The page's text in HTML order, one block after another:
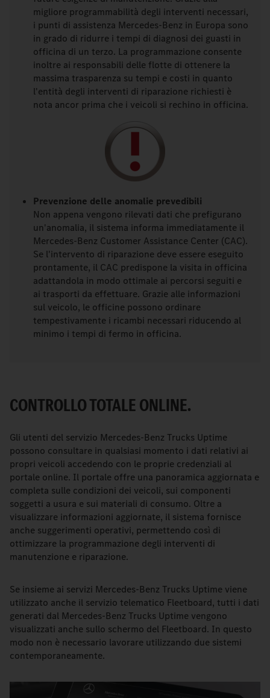
migliore programmabilità degli interventi necessari,
i punti di assistenza Mercedes-Benz in Europa sono
in grado di ridurre i tempi di diagnosi dei guasti in
officina di un terzo. La programmazione consente
inoltre ai responsabili delle flotte di ottenere la
massima trasparenza su tempi e costi in quanto
l'entità degli interventi di riparazione richiesti è
nota ancor prima che i veicoli si rechino in officina.
Prevenzione delle anomalie prevedibili
Non appena vengono rilevati dati che prefigurano
un'anomalia, il sistema informa immediatamente il
Mercedes-Benz Customer Assistance Center (CAC).
Se l'intervento di riparazione deve essere eseguito
prontamente, il CAC predispone la visita in officina
adattandola in modo ottimale ai percorsi seguiti e
ai trasporti da effettuare. Grazie alle informazioni
sul veicolo, le officine possono ordinare
tempestivamente i ricambi necessari riducendo al
minimo i tempi di fermo in officina.
CONTROLLO TOTALE ONLINE.
Gli utenti del servizio Mercedes-Benz Trucks Uptime
possono consultare in qualsiasi momento i dati relativi ai
propri veicoli accedendo con le proprie credenziali al
portale online. Il portale offre una panoramica aggiornata e
completa sulle condizioni dei veicoli, sui componenti
soggetti a usura e sui materiali di consumo. Oltre a
visualizzare informazioni aggiornate, il sistema fornisce
anche suggerimenti operativi, permettendo così di
ottimizzare la programmazione degli interventi di
manutenzione e riparazione.
Se insieme ai servizi Mercedes-Benz Trucks Uptime viene
utilizzato anche il servizio telematico Fleetboard, tutti i dati
generati dal Mercedes-Benz Trucks Uptime vengono
visualizzati anche sullo schermo del Fleetboard. In questo
modo non è necessario lavorare utilizzando due sistemi
contemporaneamente.